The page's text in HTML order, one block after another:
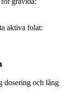
aktiva folat:
dosering och lång